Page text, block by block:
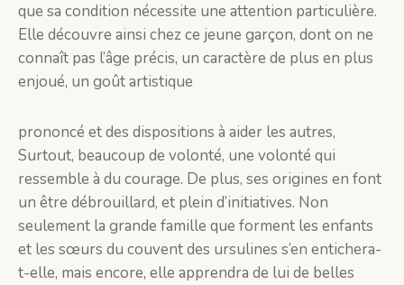
que sa condition nécessite une attention particulière.
Elle découvre ainsi chez ce jeune garçon, dont on ne
connaît pas l’âge précis, un caractère de plus en plus
enjoué, un goût artistique
prononcé et des dispositions à aider les autres,
Surtout, beaucoup de volonté, une volonté qui
ressemble à du courage. De plus, ses origines en font
un être débrouillard, et plein d’initiatives. Non
seulement la grande famille que forment les enfants
et les sœurs du couvent des ursulines s’en entichera-
t-elle, mais encore, elle apprendra de lui de belles